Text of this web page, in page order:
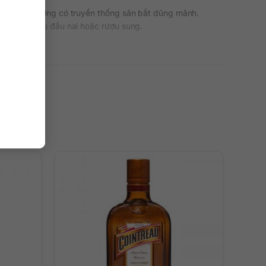
quê hương có truyền thống săn bắt dũng mãnh.
rượu đầu nai hoặc rượu sung.
triệu thùng, năm 2019 lên 8.5 triệu thùng, năm
kỷ lục 9.2 triệu thùng.